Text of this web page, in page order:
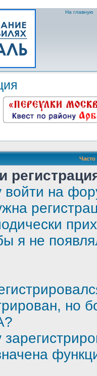
На главную
войти на
я не
но